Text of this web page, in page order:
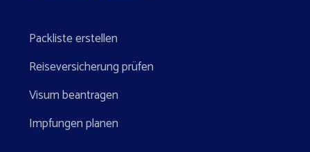
Packliste erstellen
Reiseversicherung prüfen
Visum beantragen
Impfungen planen